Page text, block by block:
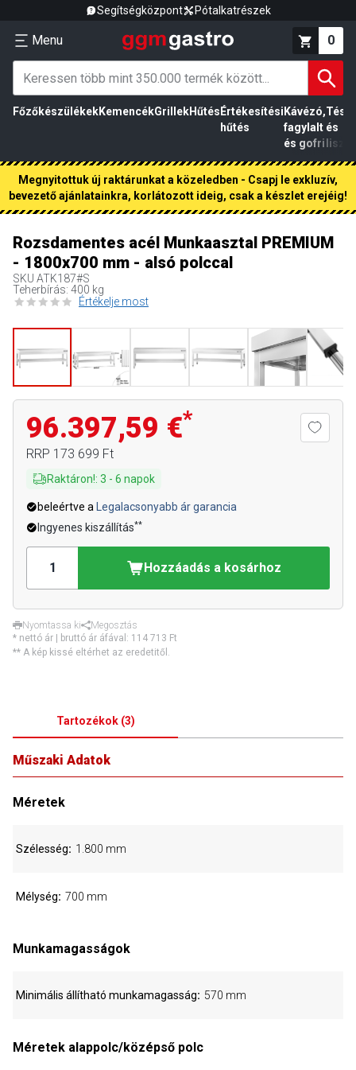
Segítségközpont Pótalkatrészek
Menu 0
FőzőkészülékekKemencékGrillekHűtés Értékesítési
hűtés
Kávézó,
fagylalt
és gofri
és
liszt
Megnyitottuk új raktárunkat a közeledben - Csapj le exkluzív,
bevezető ajánlatainkra, korlátozott ideig, csak a készlet erejéig!
Rozsdamentes acél Munkaasztal PREMIUM
- 1800x700 mm - alsó polccal
SKU ATK187#S
Teherbírás: 400 kg
Értékelje most
96.397,59 €*
RRP 173 699 Ft
Raktáron!: 3 - 6 napok
beleértve a
Legalacsonyabb ár garancia
Ingyenes kiszállítás**
Hozzáadás a kosárhoz
Nyomtassa ki
Megosztás
* nettó ár | bruttó ár áfával: 114 713 Ft
** A kép kissé eltérhet az eredetitől.
Tartozékok(3)
Műszaki Adatok
Méretek
Szélesség 1.800 mm
Mélység 700 mm
Munkamagasságok
Minimális állítható munkamagasság 570 mm
Méretek alappolc/középső polc